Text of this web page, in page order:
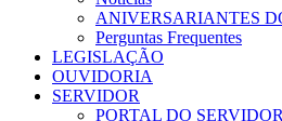
ANIVERSARIANTES
Perguntas Frequentes
LEGISLAÇÃO
OUVIDORIA
SERVIDOR
PORTAL DO SERVIDOR